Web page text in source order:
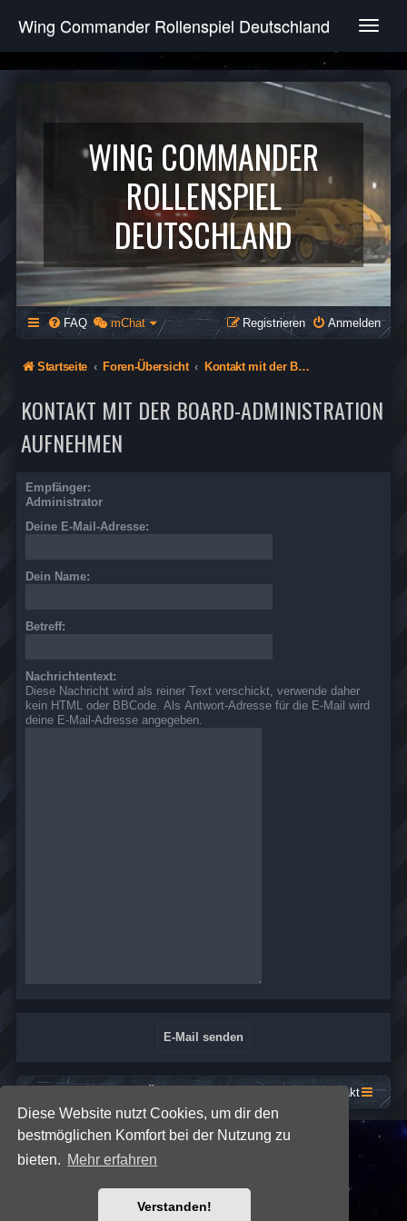
Diese Website nutzt Cookies, um dir den
bestmöglichen Komfort bei der Nutzung zu
bieten. Mehr erfahren
Verstanden!
T
g
e
v
g
a
t
i
o
n
Wing Commander Rollenspiel Deutschland
WING COMMANDER
ROLLENSPIEL
DEUTSCHLAND
FAQ mChat Anmelden
Registrieren
Startseite Foren-Übersicht Kontakt mit der Board-Administration aufnehmen
KONTAKT MIT DER BOARD-ADMINISTRATION
AUFNEHMEN
Empfänger:
Administrator
Deine E-Mail-Adresse:
Dein Name:
Betreff:
Nachrichtentext:
Diese Nachricht wird als reiner Text verschickt, verwende daher
kein HTML oder BBCode. Als Antwort-Adresse für die E-Mail wird
deine E-Mail-Adresse angegeben.
Kontakt
Premium phpBB Styles
Powered byphpBB® Forum Software © phpBB Limited
Deutsche Übersetzung durch